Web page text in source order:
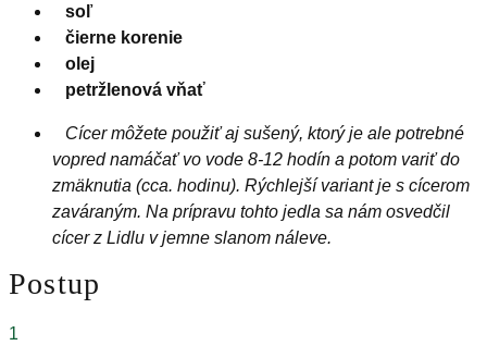
soľ
čierne korenie
olej
petržlenová vňať
Cícer môžete použiť aj sušený, ktorý je ale potrebné
vopred namáčať vo vode 8-12 hodín a potom variť do
zmäknutia (cca. hodinu). Rýchlejší variant je s cícerom
zaváraným. Na prípravu tohto jedla sa nám osvedčil
cícer z Lidlu v jemne slanom náleve.
Postup
1